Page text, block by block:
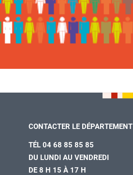
CONTACTER LE DÉPARTEMENT
TÉL 04 68 85 85 85
DU LUNDI AU VENDREDI
DE 8 H 15 À 17 H